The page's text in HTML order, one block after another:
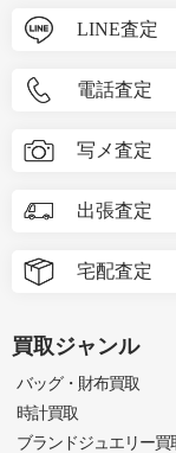
LINE査定
電話査定
写メ査定
出張査定
宅配査定
買取ジャンル
バッグ・財布買取
時計買取
ブランドジュエリー買